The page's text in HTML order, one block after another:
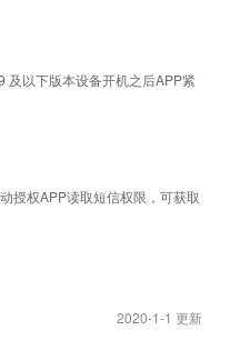
及以下版本设备开机之后APP紧
授权APP读取短信权限，可获取
2020-1-1 更新